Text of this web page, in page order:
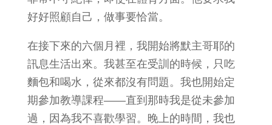
好好照顧自己，做事要恰當。
在接下來的六個月裡，我開始將默主哥耶的
訊息生活出來。我甚至在受訓的時候，只吃
麵包和喝水，從來都沒有問題。我也開始定
期參加教導課程——直到那時我是從未參加
過，因為我不喜歡學習。晚上的時間，我也